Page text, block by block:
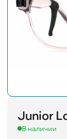
Junior
В наличии